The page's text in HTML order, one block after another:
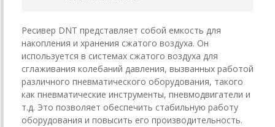
Ресивер DNT представляет собой емкость для
накопления и хранения сжатого воздуха. Он
используется в системах сжатого воздуха для
сглаживания колебаний давления, вызванных работой
различного пневматического оборудования, такого
как пневматические инструменты, пневмодвигатели и
т.д. Это позволяет обеспечить стабильную работу
оборудования и повысить его производительность.